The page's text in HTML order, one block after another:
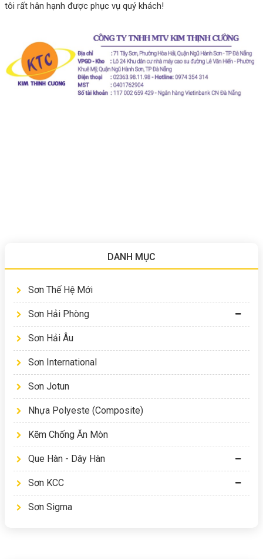
tôi rất hân hạnh được phục vụ quý khách!
DANH MỤC
Sơn Thế Hệ Mới
Sơn Hải Phòng
Sơn Hải Âu
Sơn International
Sơn Jotun
Nhựa Polyeste (Composite)
Kẽm Chống Ăn Mòn
Que Hàn - Dây Hàn
Sơn KCC
Sơn Sigma